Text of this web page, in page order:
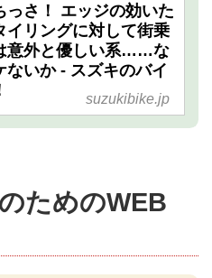
っさ！ エッジの効いた
イリングに対して街乗
意外と優しい系……な
ないか - スズキのバイ
suzukibike.jp
ためのWEB